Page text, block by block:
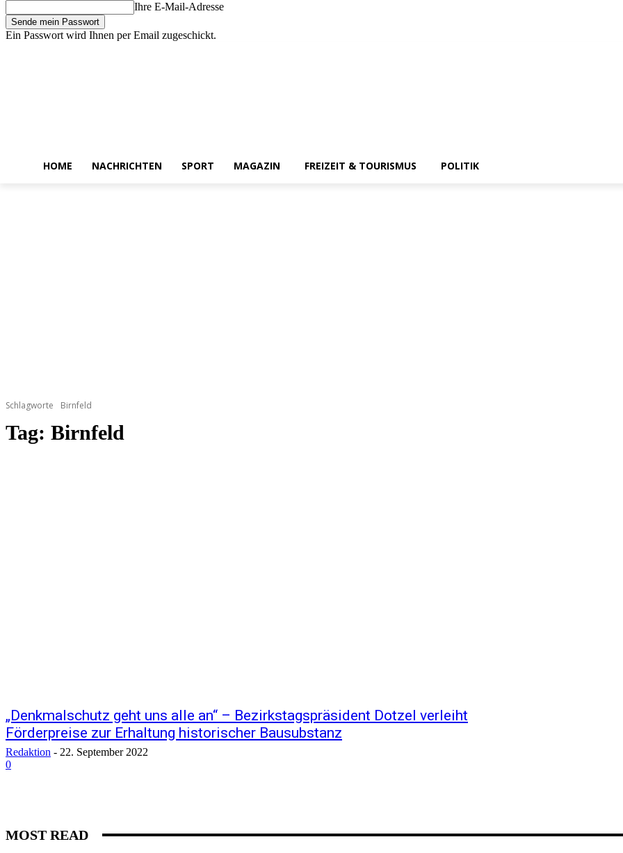
Ihre E-Mail-Adresse
Ein Passwort wird Ihnen per Email zugeschickt.
HOME NACHRICHTEN SPORT MAGAZIN FREIZEIT & TOURISMUS POLITIK
Schlagworte Birnfeld
Tag: Birnfeld
„Denkmalschutz geht uns alle an“ – Bezirkstagspräsident Dotzel verleiht
Förderpreise zur Erhaltung historischer Bausubstanz
Redaktion - 22. September 2022
0
MOST READ